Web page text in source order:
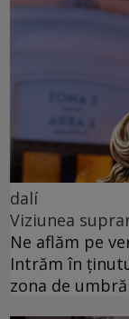
dalí
Viziunea
Ne aflăm pe
Intrăm în
zona de